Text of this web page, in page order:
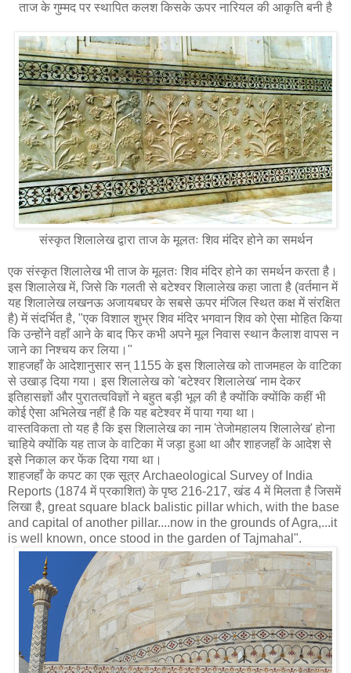
ताज के गुम्मद पर स्थापित कलश किसके ऊपर नारियल की आकृति बनी है
संस्कृत शिलालेख द्वारा ताज के मूलतः शिव मंदिर होने का समर्थन
एक संस्कृत शिलालेख भी ताज के मूलतः शिव मंदिर होने का समर्थन करता है।
इस शिलालेख में, जिसे कि गलती से बटेश्वर शिलालेख कहा जाता है (वर्तमान में
यह शिलालेख लखनऊ अजायबघर के सबसे ऊपर मंजिल स्थित कक्ष में संरक्षित
है) में संदर्भित है, "एक विशाल शुभ्र शिव मंदिर भगवान शिव को ऐसा मोहित किया
कि उन्होंने वहाँ आने के बाद फिर कभी अपने मूल निवास स्थान कैलाश वापस न
जाने का निश्चय कर लिया।"
शाहजहाँ के आदेशानुसार सन् 1155 के इस शिलालेख को ताजमहल के वाटिका
से उखाड़ दिया गया। इस शिलालेख को 'बटेश्वर शिलालेख' नाम देकर
इतिहासज्ञों और पुरातत्वविज्ञों ने बहुत बड़ी भूल की है क्योंकि क्योंकि कहीं भी
कोई ऐसा अभिलेख नहीं है कि यह बटेश्वर में पाया गया था।
वास्तविकता तो यह है कि इस शिलालेख का नाम 'तेजोमहालय शिलालेख' होना
चाहिये क्योंकि यह ताज के वाटिका में जड़ा हुआ था और शाहजहाँ के आदेश से
इसे निकाल कर फेंक दिया गया था।
शाहजहाँ के कपट का एक सूत्र Archaeological Survey of India
Reports (1874 में प्रकाशित) के पृष्ठ 216-217, खंड 4 में मिलता है जिसमें
लिखा है, great square black balistic pillar which, with the base
and capital of another pillar....now in the grounds of Agra,...it
is well known, once stood in the garden of Tajmahal".